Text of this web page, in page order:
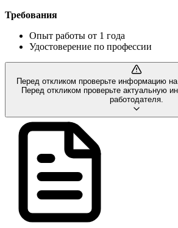
Требования
Опыт работы от 1 года
Удостоверение по профессии
Перед откликом проверьте информацию на
Перед откликом проверьте актуальную
работодателя.